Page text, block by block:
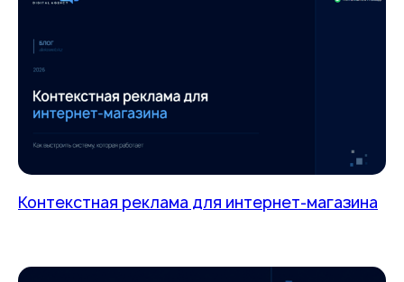
Контекстная реклама для интернет-магазина